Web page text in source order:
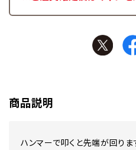
商品説明
ハンマーで叩くと先端が回りま